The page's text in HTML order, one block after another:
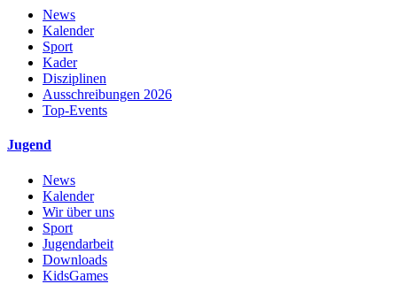
News
Kalender
Sport
Kader
Disziplinen
Ausschreibungen 2026
Top-Events
Jugend
News
Kalender
Wir über uns
Sport
Jugendarbeit
Downloads
KidsGames